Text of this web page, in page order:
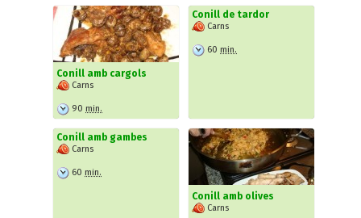
Conill amb cargols
Carns
90 min.
Conill de tardor
Carns
60 min.
Conill amb gambes
Carns
60 min.
Conill amb olives
Carns